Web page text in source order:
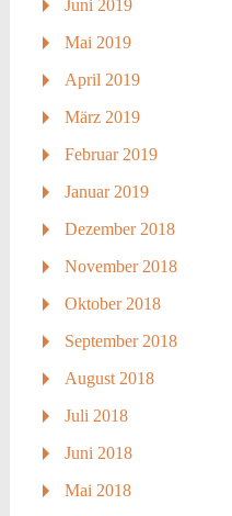
Juni 2019
Mai 2019
April 2019
März 2019
Februar 2019
Januar 2019
Dezember 2018
November 2018
Oktober 2018
September 2018
August 2018
Juli 2018
Juni 2018
Mai 2018